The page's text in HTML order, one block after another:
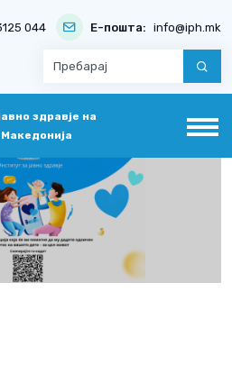
044 Е-пошта: info@iph.mk
здравје на